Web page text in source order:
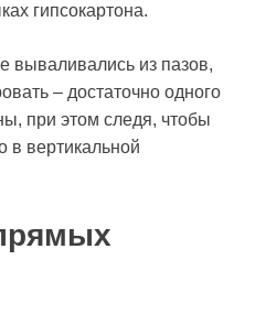
гипсокартона.
вываливались из пазов,
– достаточно одного
при этом следя, чтобы
в вертикальной